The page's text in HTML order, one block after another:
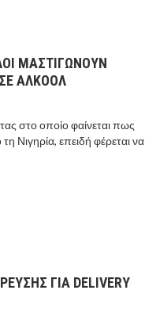
ΜΑΣΤΙΓΩΝΟΥΝ
ΑΛΚΟΟΛ
στο οποίο φαίνεται πως
Νιγηρία, επειδή φέρεται να
ΓΙΑ DELIVERY